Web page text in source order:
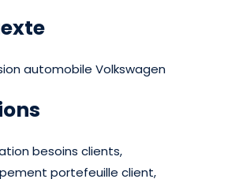
automobile Volkswagen
besoins clients,
portefeuille client,